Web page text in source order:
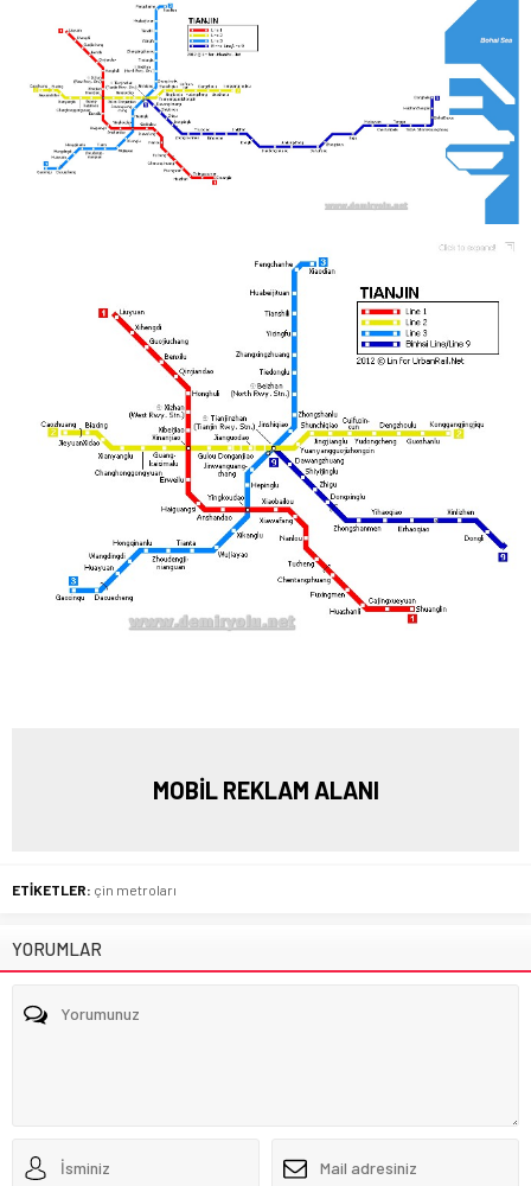
MOBİL REKLAM ALANI
ETİKETLER: çin metroları
YORUMLAR